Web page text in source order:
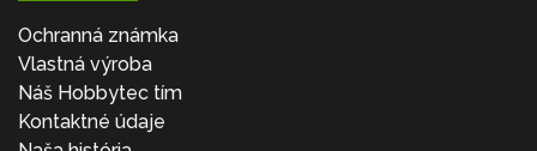
Ochranná známka
Vlastná výroba
Náš Hobbytec tím
Kontaktné údaje